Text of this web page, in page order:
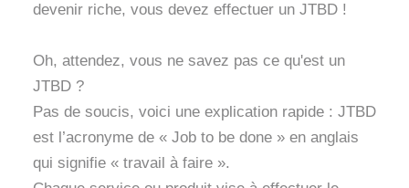
devenir riche, vous devez effectuer un JTBD !
Oh, attendez, vous ne savez pas ce qu'est un
JTBD ?
Pas de soucis, voici une explication rapide : JTBD
est l’acronyme de « Job to be done » en anglais
qui signifie « travail à faire ».